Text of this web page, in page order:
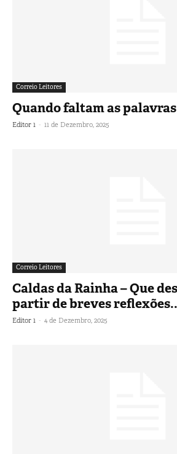
Correio Leitores
Quando faltam as
Editor 1 - 11 de Dezembro, 2025
Correio Leitores
Caldas da Rainha – Que
partir de breves
Editor 1 - 4 de Dezembro, 2025